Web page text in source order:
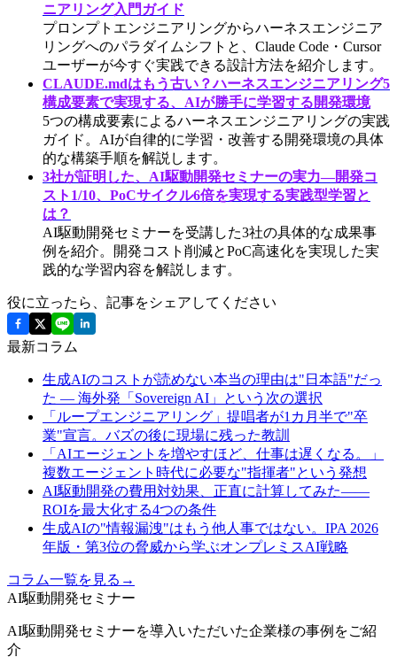
ニアリング入門ガイド
プロンプトエンジニアリングからハーネスエンジニア
リングへのパラダイムシフトと、Claude Code・Cursor
ユーザーが今すぐ実践できる設計方法を紹介します。
CLAUDE.mdはもう古い？ハーネスエンジニアリング5
構成要素で実現する、AIが勝手に学習する開発環境
5つの構成要素によるハーネスエンジニアリングの実践
ガイド。AIが自律的に学習・改善する開発環境の具体
的な構築手順を解説します。
3社が証明した、AI駆動開発セミナーの実力—開発コ
スト1/10、PoCサイクル6倍を実現する実践型学習と
は？
AI駆動開発セミナーを受講した3社の具体的な成果事
例を紹介。開発コスト削減とPoC高速化を実現した実
践的な学習内容を解説します。
役に立ったら、記事をシェアしてください
最新コラム
生成AIのコストが読めない本当の理由は"日本語"だっ
た ― 海外発「Sovereign AI」という次の選択
「ループエンジニアリング」提唱者が1カ月半で"卒
業"宣言。バズの後に現場に残った教訓
「AIエージェントを増やすほど、仕事は遅くなる。」
複数エージェント時代に必要な"指揮者"という発想
AI駆動開発の費用対効果、正直に計算してみた——
ROIを最大化する4つの条件
生成AIの"情報漏洩"はもう他人事ではない。IPA 2026
年版・第3位の脅威から学ぶオンプレミスAI戦略
コラム一覧を見る →
AI駆動開発セミナー
AI駆動開発セミナーを導入いただいた企業様の事例をご紹
介